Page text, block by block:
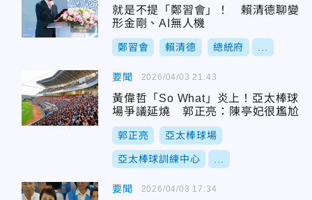
就是不提「鄭習會」！ 賴清德聊變
形金剛、AI無人機
鄭習會 賴清德 總統府
要聞
黃偉哲「So What」炎上！亞太棒球
場爭議延燒 郭正亮：陳亭妃很尷尬
郭正亮 亞太棒球場
亞太棒球訓練中心
2026/04/03 21:43
要聞 2026/04/03 17:34